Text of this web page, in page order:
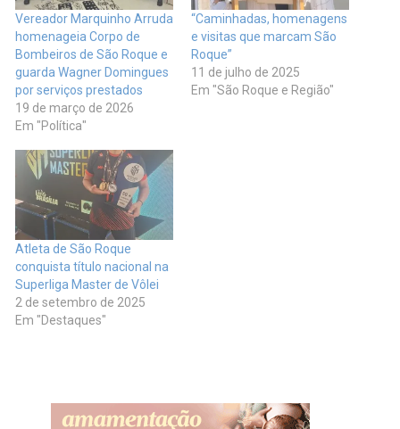
Vereador Marquinho Arruda
homenageia Corpo de
Bombeiros de São Roque e
guarda Wagner Domingues
por serviços prestados
19 de março de 2026
Em "Política"
“Caminhadas, homenagens
e visitas que marcam São
Roque”
11 de julho de 2025
Em "São Roque e Região"
Atleta de São Roque
conquista título nacional na
Superliga Master de Vôlei
2 de setembro de 2025
Em "Destaques"